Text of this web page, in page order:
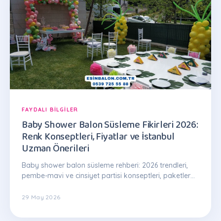
FAYDALI BILGILER
Baby Shower Balon Süsleme Fikirleri 2026:
Renk Konseptleri, Fiyatlar ve İstanbul
Uzman Önerileri
Baby shower balon süsleme rehberi: 2026 trendleri,
pembe-mavi ve cinsiyet partisi konseptleri, paketler
29 May 2026